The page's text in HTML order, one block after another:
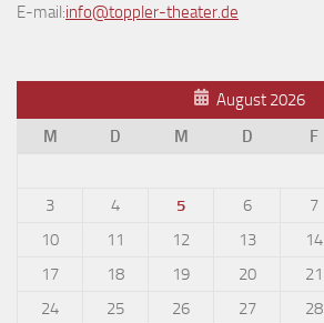
E-mail:info@toppler-theater.de
August 2026
M
D M D F
3
4 5 6 7
10
11 12 13 14
17
18 19 20 21
24
25 26 27 28